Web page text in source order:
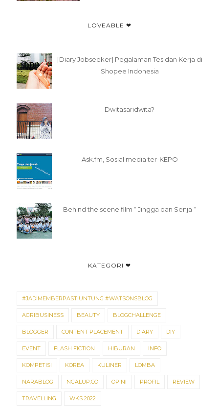
LOVEABLE ❤
[Diary Jobseeker] Pegalaman Tes dan Kerja di
Shopee Indonesia
Dwitasaridwita?
Ask.fm, Sosial media ter-KEPO
Behind the scene film “ Jingga dan Senja “
KATEGORI ❤
#JADIMEMBERPASTIUNTUNG #WATSONSBLOG
AGRIBUSINESS BEAUTY BLOGCHALLENGE
BLOGGER CONTENT PLACEMENT DIARY DIY
EVENT FLASH FICTION HIBURAN INFO
KOMPETISI KOREA KULINER LOMBA
NARABLOG NGALUP.CO OPINI PROFIL REVIEW
TRAVELLING WKS 2022